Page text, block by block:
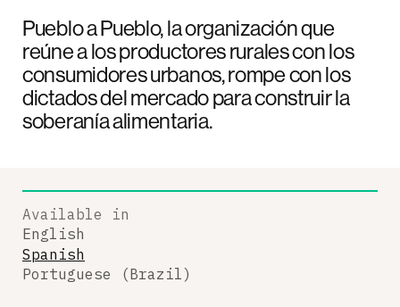
Pueblo a Pueblo, la organización que
reúne a los productores rurales con los
consumidores urbanos, rompe con los
dictados del mercado para construir la
soberanía alimentaria.
Available in
English
Spanish
Portuguese (Brazil)